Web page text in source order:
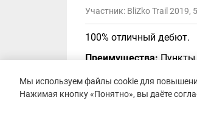
Участник: BliZko Trail 2019,
100% отличный дебют.
Преимущества: Пункты
Мы используем файлы cookie для
Нажимая кнопку «Понятно», вы даёте